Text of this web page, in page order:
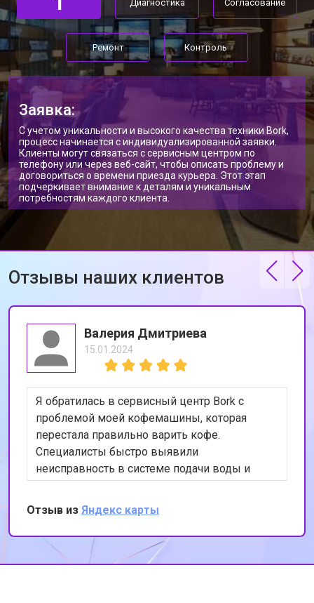
Диагностика Согласование
Ремонт Контроль
Заявка:
С учетом уникальности и высокого качества техники Bork,
процесс начинается с индивидуализированной заявки.
Клиенты могут связаться с сервисным центром по
телефону или через веб-сайт, чтобы описать проблему и
договориться о времени приезда курьера. Этот этап
подчеркивает внимание к деталям и уникальным
потребностям каждого клиента.
Отзывы наших клиентов
Валерия Дмитриева
15.01.2024
Я обратилась в сервисный центр Bork с
проблемой моей кофемашины, которая
перестала правильно варить кофе.
Специалисты быстро выявили
неисправность в системе подачи воды и
устранили её. Теперь моя кофемашина
работает как новая. Я очень довольна
качеством обслуживания и
профессионализмом сотрудников. Спасибо
за вашу работу!
Отзыв из Яндекс карты